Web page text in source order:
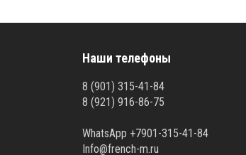
Наши телефоны
8 (901) 315-41-84
8 (921) 916-86-75
WhatsApp +7901-315-41-84
Info@french-m.ru